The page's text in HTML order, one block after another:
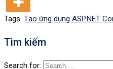
Tags: Tạo ứng dụng ASP.NET
Tìm kiếm
Search for: